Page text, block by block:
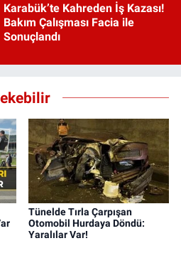
Karabük’te Kahreden İş Kazası!
Bakım Çalışması Facia ile
Sonuçlandı
Tünelde Tırla Çarpışan
Otomobil Hurdaya Döndü:
Yaralılar Var!